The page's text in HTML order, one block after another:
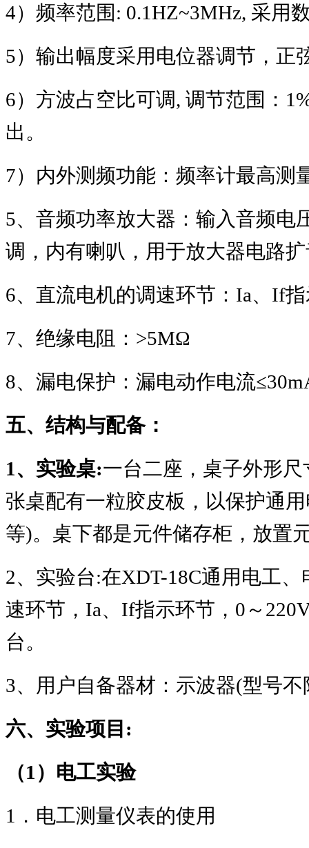
4）频率范围 : 0.1HZ~3MHz, 采用
5）输出幅度采用电位器调节，正
6）方波占空比可调, 调节范围：
出。
7）内外测频功能：频率计最高测
5、音频功率放大器：输入音频电
调，内有喇叭，用于放大器电路
6、直流电机的调速环节： Ia、 If
7、绝缘电阻： >5MΩ
8、漏电保护：漏电动作电流
五、结构与配备：
1、实验桌:一台二座，桌子外形尺
张桌配有一粒胶皮板，以保护通
等)。桌下都是元件储存柜，放置
2、实验台:在XDT-18C通用电工、
速环节， Ia、 If指示环节， 0 ～
台。
3、用户自备器材：示波器(型号不
六、实验项目 :
（1）电工实验
1 ．电工测量仪表的